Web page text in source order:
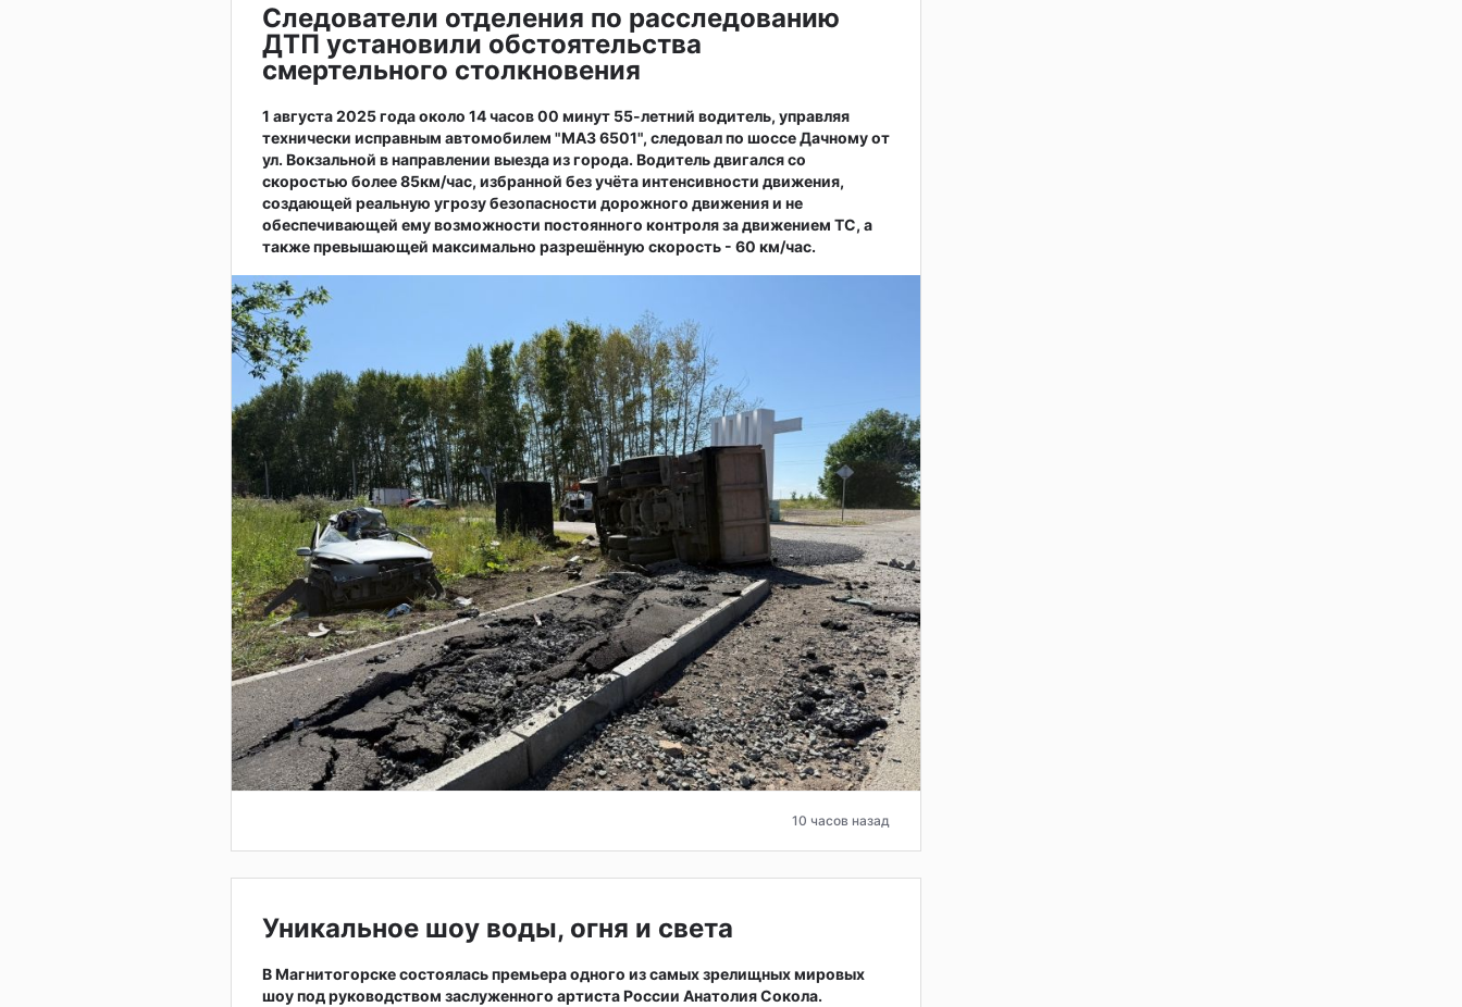
Следователи отделения по расследованию
ДТП установили обстоятельства
смертельного столкновения
1 августа 2025 года около 14 часов 00 минут 55-летний водитель, управляя
технически исправным автомобилем "МАЗ 6501", следовал по шоссе Дачному от
ул. Вокзальной в направлении выезда из города. Водитель двигался со
скоростью более 85км/час, избранной без учёта интенсивности движения,
создающей реальную угрозу безопасности дорожного движения и не
обеспечивающей ему возможности постоянного контроля за движением ТС, а
также превышающей максимально разрешённую скорость - 60 км/час.
10 часов назад
Уникальное шоу воды, огня и света
В Магнитогорске состоялась премьера одного из самых зрелищных мировых
шоу под руководством заслуженного артиста России Анатолия Сокола.